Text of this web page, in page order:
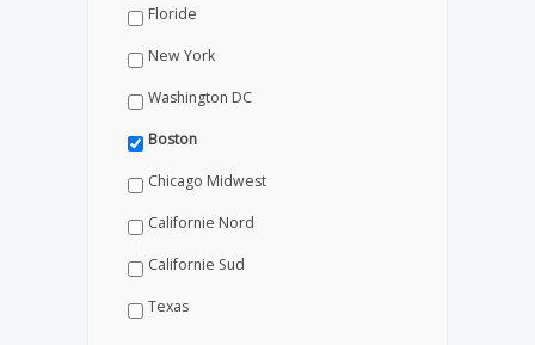
Floride
New York
Washington DC
Boston
Chicago Midwest
Californie Nord
Californie Sud
Texas